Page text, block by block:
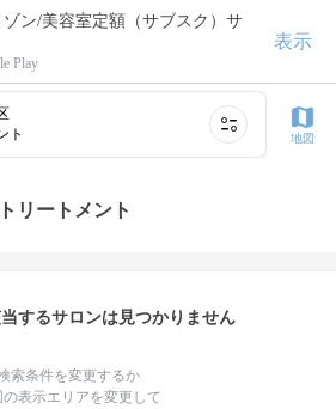
ン/美容室定額（サブスク）サ
Play
表示
ト
地図
リートメント
するサロンは見つかりません
索条件を変更するか
の表示エリアを変更して